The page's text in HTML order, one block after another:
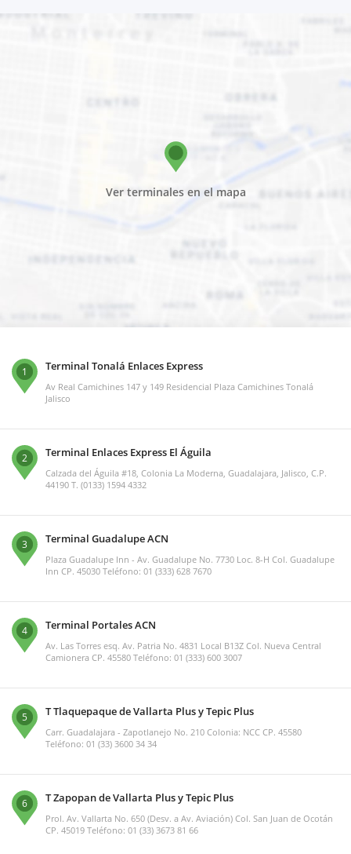
Ver terminales en el mapa
1 Terminal Tonalá Enlaces Express
Av Real Camichines 147 y 149 Residencial Plaza Camichines Tonalá
Jalisco
2 Terminal Enlaces Express El Águila
Calzada del Águila #18, Colonia La Moderna, Guadalajara, Jalisco, C.P.
44190 T. (0133) 1594 4332
3 Terminal Guadalupe ACN
Plaza Guadalupe Inn - Av. Guadalupe No. 7730 Loc. 8-H Col. Guadalupe
Inn CP. 45030 Teléfono: 01 (333) 628 7670
4 Terminal Portales ACN
Av. Las Torres esq. Av. Patria No. 4831 Local B13Z Col. Nueva Central
Camionera CP. 45580 Teléfono: 01 (333) 600 3007
5 T Tlaquepaque de Vallarta Plus y Tepic Plus
Carr. Guadalajara - Zapotlanejo No. 210 Colonia: NCC CP. 45580
Teléfono: 01 (33) 3600 34 34
6 T Zapopan de Vallarta Plus y Tepic Plus
Prol. Av. Vallarta No. 650 (Desv. a Av. Aviación) Col. San Juan de Ocotán
CP. 45019 Teléfono: 01 (33) 3673 81 66